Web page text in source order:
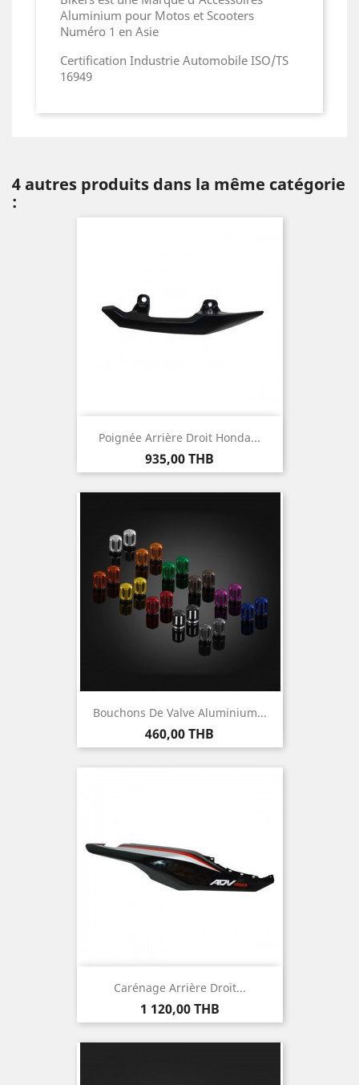
Aluminium pour Motos et Scooters
Numéro 1 en Asie
Certification Industrie Automobile ISO/TS
16949
4 autres produits dans la même catégorie
:
Poignée Arrière Droit Honda...
Prix
935,00 THB
Bouchons De Valve Aluminium...
Prix
460,00 THB
Carénage Arrière Droit...
Prix
1 120,00 THB